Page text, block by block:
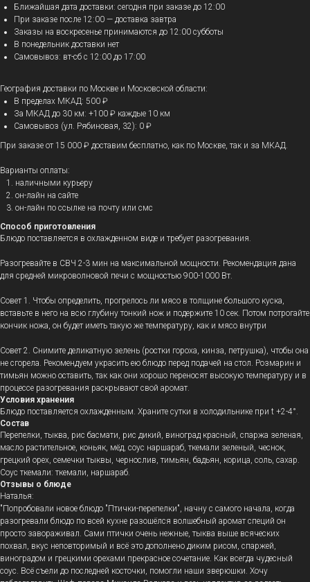
Ближайшая дата доставки: сегодня при заказе до 12:00
При заказе после 12:00 — доставка завтра
Заказы на воскресенье принимаются до 12:00 субботы
В понедельник доставки нет
Самовывоз: вт-сб с 12:00 до 17:00
География доставки по Москве и Московской области:
В пределах МКАД: 500 ₽
За МКАД до 30 км: +100 ₽ каждые 10 км
Самовывоз (ул. Рябиновая, 32): 0 ₽
При заказе от 15 000 ₽ доставим бесплатно, как по Москве, так и за МКАД.
Варианты оплаты:
наличными курьеру
он-лайн на сайте
он-лайн по ссылке на почту или смс
Способ приготовления
Блюдо поставляется в охлажденном виде и требует разогревания.
Разогревайте в СВЧ 2-3 мин на максимальной мощности. Рекомендация дана
для средней микроволновой печи с мощностью 900-1000 Вт.
Совет 1. Чтобы определить, прогрелось ли мясо в толщине большого куска,
вставьте в него на всю глубину тонкий нож и подержите 10 сек. Потом потрогайте
кончик ножа, он будет иметь такую же температуру, как и мясо внутри
Совет 2. Снимите деликатную зелень (ростки гороха, кинза, петрушка), чтобы она
не сгорела. Рекомендуем украсить ею блюдо перед подачей на стол. Розмарин и
тимьян можно оставить, так как они хорошо переносят высокую температуру и в
процессе разогревания раскрывают свой аромат.
Условия хранения
Блюдо поставляется охлажденным. Храните сутки в холодильнике при t +2-4°.
Состав
Перепелки, тыква, рис басмати, рис дикий, виноград красный, спаржа зеленая,
масло растительное, коньяк, мёд, соус наршараб, ткемали зеленый, чеснок,
грецкий орех, семечки тыквы, чернослив, тимьян, бадьян, корица, соль, сахар.
Соус ткемали: ткемали, наршараб.
Отзывы о блюде
Наталья:
"Попробовали новое блюдо "Птички-перепелки", начну с самого начала, когда
разогревали блюдо по всей кухне разошёлся волшебный аромат специй он
просто завораживал. Сами птички очень нежные, тыква выше всяческих
похвал, вкус неповторимый и всё это дополнено диким рисом, спаржей,
виноградом и грецкими орехами прекрасное сочетание. Как всегда чудесный
соус. Всё съели до последней косточки, помогли наши зверюшки. Хочу